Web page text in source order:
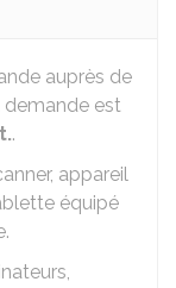
auprès de
demande est
.
appareil
équipé